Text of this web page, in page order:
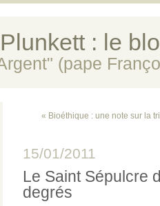
: le
(pape
« Bioéthique : une note sur la
15/01/2011
Le Saint Sépulcre
degrés